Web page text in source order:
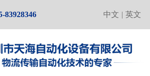
中文 | 英文
83928346